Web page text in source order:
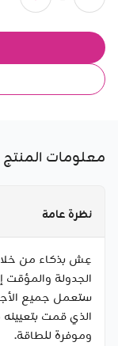
معلومات المنتج
نظرة عامة
عِش بذكاء من
الجدولة
ستعمل جميع
الذي قمت
وموفرة للطاقة.